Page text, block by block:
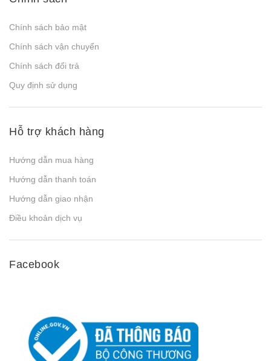
Chính sách bảo mật
Chính sách vận chuyển
Chính sách đổi trả
Quy định sử dụng
Hỗ trợ khách hàng
Hướng dẫn mua hàng
Hướng dẫn thanh toán
Hướng dẫn giao nhận
Điều khoản dịch vụ
Facebook